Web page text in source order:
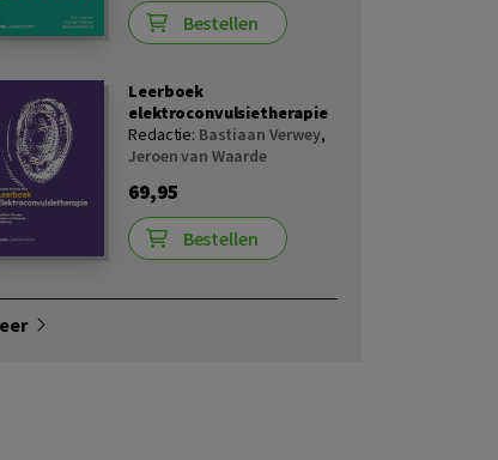
Bestellen
Leerboek
elektroconvulsietherapie
Redactie: Bastiaan Verwey,
Jeroen van Waarde
69,95
Bestellen